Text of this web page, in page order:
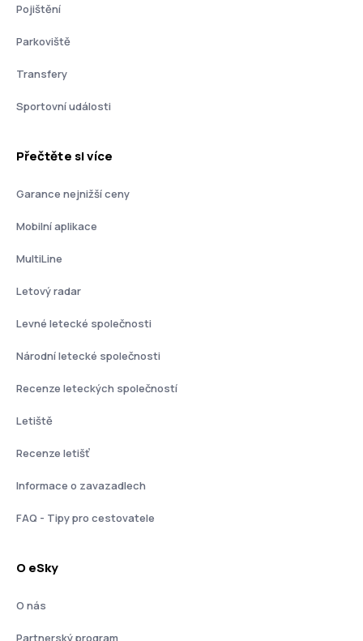
Pojištění
Parkoviště
Transfery
Sportovní události
Přečtěte si více
Garance nejnižší ceny
Mobilní aplikace
MultiLine
Letový radar
Levné letecké společnosti
Národní letecké společnosti
Recenze leteckých společností
Letiště
Recenze letišť
Informace o zavazadlech
FAQ - Tipy pro cestovatele
O eSky
O nás
Partnerský program